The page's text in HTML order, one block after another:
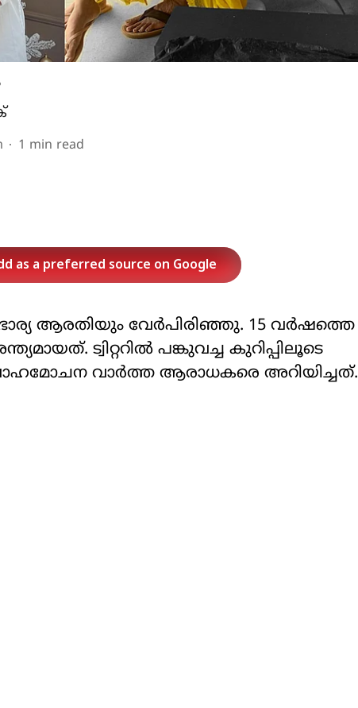
1 min read
as a preferred source on Google
ആരതിയും വേര്‍പിരിഞ്ഞു. 15 വര്‍ഷത്തെ
ട്വിറ്ററില്‍ പങ്കുവച്ച കുറിപ്പിലൂടെ
വാര്‍ത്ത ആരാധകരെ അറിയിച്ചത്.